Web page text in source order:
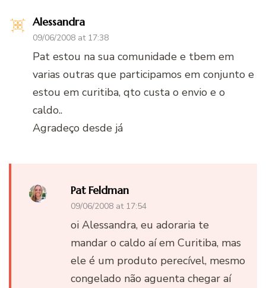
Alessandra
09/06/2008 at 17:38
Pat estou na sua comunidade e tbem em
varias outras que participamos em conjunto e
estou em curitiba, qto custa o envio e o
caldo..
Agradeço desde já
Pat Feldman
09/06/2008 at 17:54
oi Alessandra, eu adoraria te
mandar o caldo aí em Curitiba, mas
ele é um produto perecível, mesmo
congelado não aguenta chegar aí